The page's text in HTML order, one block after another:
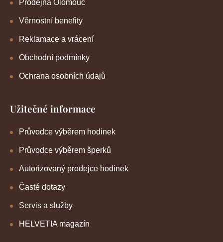
Prodejna Olomouc
Věrnostní benefity
Reklamace a vrácení
Obchodní podmínky
Ochrana osobních údajů
Užitečné informace
Průvodce výběrem hodinek
Průvodce výběrem šperků
Autorizovaný prodejce hodinek
Časté dotazy
Servis a služby
HELVETIA magazín